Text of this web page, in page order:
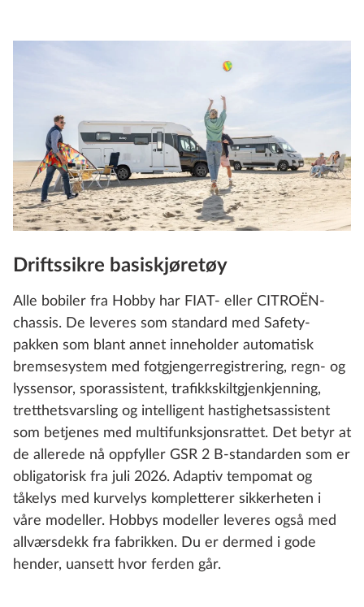
Driftssikre basiskjøretøy
Alle bobiler fra Hobby har FIAT- eller CITROËN-
chassis. De leveres som standard med Safety-
pakken som blant annet inneholder automatisk
bremsesystem med fotgjengerregistrering, regn- og
lyssensor, sporassistent, trafikkskiltgjenkjenning,
tretthetsvarsling og intelligent hastighetsassistent
som betjenes med multifunksjonsrattet. Det betyr at
de allerede nå oppfyller GSR 2 B-standarden som er
obligatorisk fra juli 2026. Adaptiv tempomat og
tåkelys med kurvelys kompletterer sikkerheten i
våre modeller. Hobbys modeller leveres også med
allværsdekk fra fabrikken. Du er dermed i gode
hender, uansett hvor ferden går.